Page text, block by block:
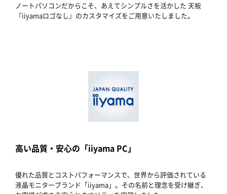
ノートパソコンだからこそ、あえてシンプルさを活かした 天板
『iiyamaロゴなし』のカスタマイズをご用意いたしました。
高い品質・安心の「iiyama PC」
優れた品質とコストパフォーマンスで、世界から評価されている
液晶モニターブランド「iiyama」。その名前と理念を受け継ぎ、